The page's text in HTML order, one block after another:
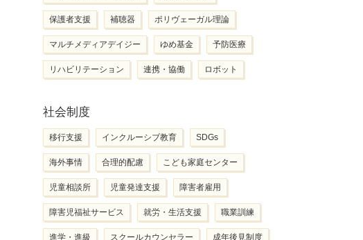
保護者支援 補聴器 ポリヴェーガル理論
マルチメディアデイジー ゆめ基金 予防医療
リハビリテーション 連携・協働 ロボット
社会制度
移行支援 インクルーシブ教育 SDGs
海外事情 合理的配慮 こども家庭センター
児童相談所 児童発達支援 障害者雇用
障害児福祉サービス 就労・生活支援 職業訓練
進学・進級 スクールカウンセラー 成年後見制度